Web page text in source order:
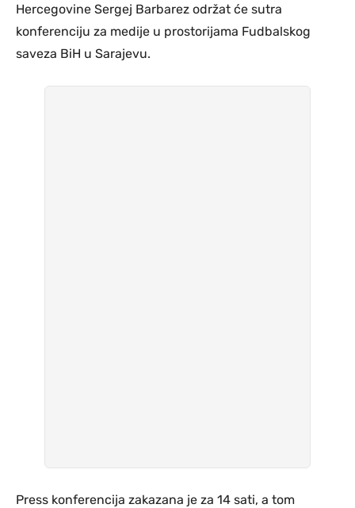
Hercegovine Sergej Barbarez održat će sutra
konferenciju za medije u prostorijama Fudbalskog
saveza BiH u Sarajevu.
Press konferencija zakazana je za 14 sati, a tom